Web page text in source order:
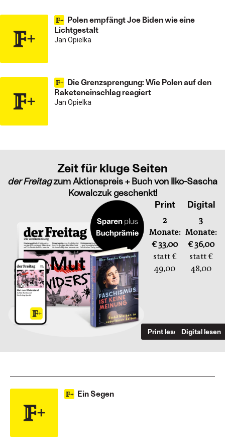
Polen empfängt Joe Biden wie eine
Lichtgestalt
Jan Opielka
Die Grenzsprengung: Wie Polen auf den
Raketeneinschlag reagiert
Jan Opielka
Zeit für kluge Seiten
der Freitagzum Aktionspreis + Buch von Ilko-Sascha
Kowalczuk geschenkt!
Print
2
Monate:
€ 33,00
statt €
49,00
Print lesen
Digital
3
Monate:
€ 36,00
statt €
48,00
Digital lesen
Ein Segen